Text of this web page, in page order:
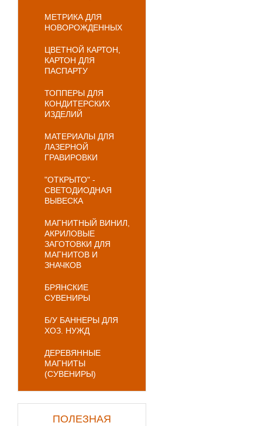
МЕТРИКА ДЛЯ
НОВОРОЖДЕННЫХ
ЦВЕТНОЙ КАРТОН,
КАРТОН ДЛЯ
ПАСПАРТУ
ТОППЕРЫ ДЛЯ
КОНДИТЕРСКИХ
ИЗДЕЛИЙ
МАТЕРИАЛЫ ДЛЯ
ЛАЗЕРНОЙ
ГРАВИРОВКИ
"ОТКРЫТО" -
СВЕТОДИОДНАЯ
ВЫВЕСКА
МАГНИТНЫЙ ВИНИЛ,
АКРИЛОВЫЕ
ЗАГОТОВКИ ДЛЯ
МАГНИТОВ И
ЗНАЧКОВ
БРЯНСКИЕ
СУВЕНИРЫ
Б/У БАННЕРЫ ДЛЯ
ХОЗ. НУЖД
ДЕРЕВЯННЫЕ
МАГНИТЫ
(СУВЕНИРЫ)
ПОЛЕЗНАЯ